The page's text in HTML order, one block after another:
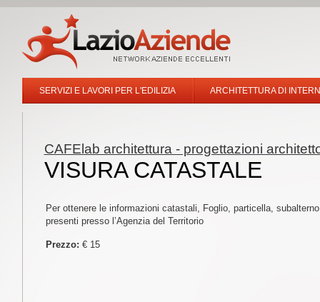
SERVIZI E LAVORI PER L'EDILIZIA ARCHITETTURA DI
CAFElab architettura - progettazioni
VISURA CATASTALE
Per ottenere le informazioni catastali, Foglio, particella,
presenti presso l’Agenzia del Territorio
Prezzo: € 15